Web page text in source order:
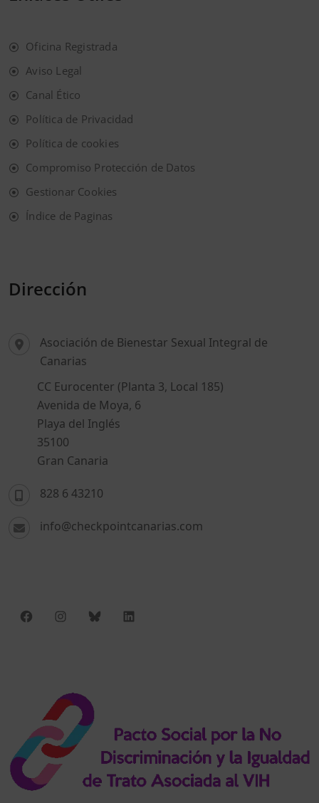
Oficina Registrada
Aviso Legal
Canal Ético
Política de Privacidad
Política de cookies
Compromiso Protección de Datos
Gestionar Cookies
Índice de Paginas
Dirección
Asociación de Bienestar Sexual Integral de
Canarias
CC Eurocenter (Planta 3, Local 185)
Avenida de Moya, 6
Playa del Inglés
35100
Gran Canaria
828 6 43210
info@checkpointcanarias.com
FacebookInstagramBlueskyLinkedIn